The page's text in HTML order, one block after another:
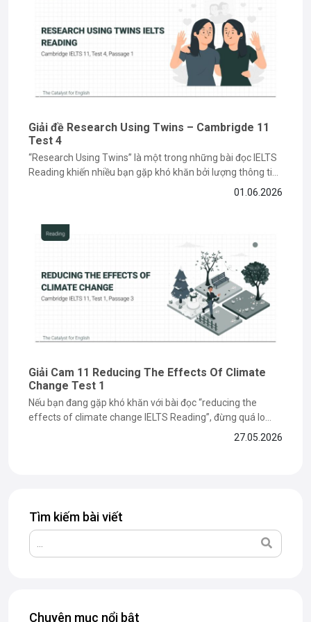
Tìm kiếm bài viết
Chuyên mục nổi bật
Giải đề Research Using Twins – Cambrigde 11
Test 4
“Research Using Twins” là một trong những bài đọc IELTS
Reading khiến nhiều bạn gặp khó khăn bởi lượng thông tin
học thuật và các dạng câu hỏi paraphrase phức tạp. Tuy
01.06.2026
Giải Cam 11 Reducing The Effects Of Climate
Change Test 1
Nếu bạn đang gặp khó khăn với bài đọc “reducing the
effects of climate change IELTS Reading”, đừng quá lo
lắng vì đây là dạng bài dễ khiến nhiều bạn mất điểm ở phần
27.05.2026